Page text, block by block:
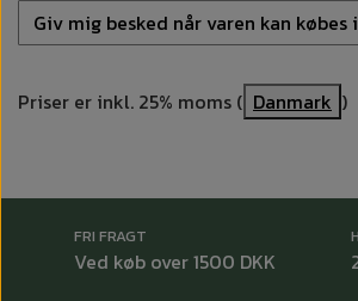
Giv mig besked når varen kan købes
Priser er inkl. 25% moms ( Danmark )
FRI FRAGT
Ved køb over 1500 DKK